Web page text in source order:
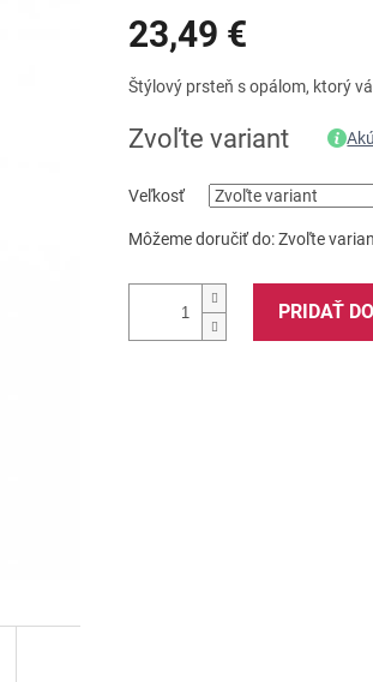
produktu
je
z
hviezdičiek.
23,49 €
Jednotková
cena:
Štýlový prsteň s opálom, ktorý
Zvoľte variant
Veľkosť
Môžeme doručiť do:Zvoľte
PRIDAŤ